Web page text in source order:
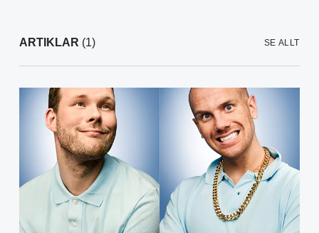
ARTIKLAR (1) SE ALLT